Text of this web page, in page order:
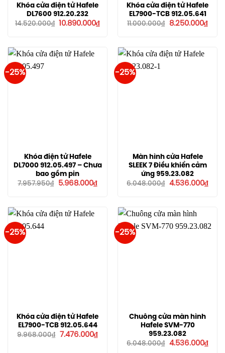
Khóa cửa điện tử Hafele
DL7600 912.20.232
14.520.000₫ Giá
10.890.000₫Giá
hiện
10.890.000₫.
Khóa cửa điện tử Hafele
EL7900-TCB 912.05.641
11.000.000₫
Giá
8.250.000₫Giá
hiện
-25%
Khóa điện tử Hafele
DL7000 912.05.497 – Chưa
bao gồm pin
7.957.950₫
Giá
5.968.000₫Giá
hiện
5.968.000₫.
-25%
Màn hình cửa Hafele
SLEEK 7 Điều khiển cảm
ứng 959.23.082
6.048.000₫
Giá
4.536.000₫Giá
hiện
-25%
Khóa cửa điện tử Hafele
EL7900-TCB 912.05.644
9.968.000₫
Giá
7.476.000₫Giá
hiện
-25%
Chuông cửa màn hình
Hafele SVM-770
959.23.082
6.048.000₫
Giá
4.536.000₫Giá
hiện